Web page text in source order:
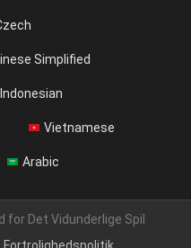
Simplified
Indonesian
Vietnamese
Arabic
Det Vidunderlige Spil